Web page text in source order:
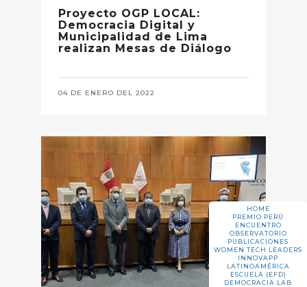
HOME
PREMIO PERÚ
ENCUENTRO
OBSERVATORIO
PUBLICACIONES
WOMEN TECH LEADERS
INNOVAPP
LATINOAMÉRICA
ESCUELA (EFD)
DEMOCRACIA.LAB
Proyecto OGP LOCAL:
Democracia Digital y
Municipalidad de Lima
realizan Mesas de Diálogo
04 DE ENERO DEL 2022